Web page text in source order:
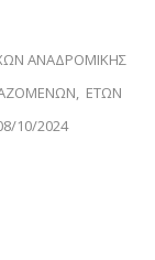
ΑΝΑΔΡΟΜΙΚΗΣ
ΕΤΩΝ
10/2024